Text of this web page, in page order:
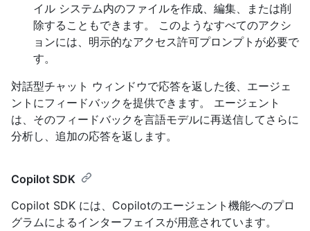
イル システム内のファイルを作成、編集、または削
除することもできます。 このようなすべてのアクシ
ョンには、明示的なアクセス許可プロンプトが必要で
す。
対話型チャット ウィンドウで応答を返した後、エージェ
ントにフィードバックを提供できます。 エージェント
は、そのフィードバックを言語モデルに再送信してさらに
分析し、追加の応答を返します。
Copilot SDK
Copilot SDK には、Copilotのエージェント機能へのプロ
グラムによるインターフェイスが用意されています。